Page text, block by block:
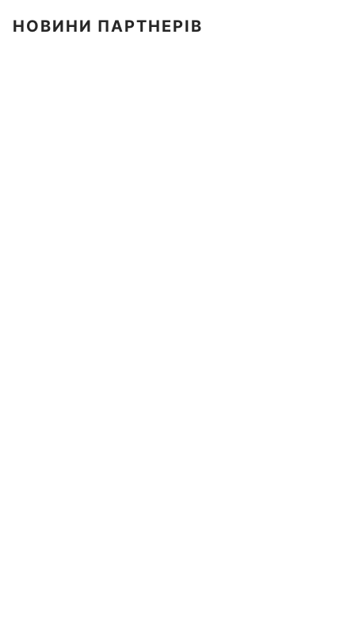
НОВИНИ ПАРТНЕРІВ